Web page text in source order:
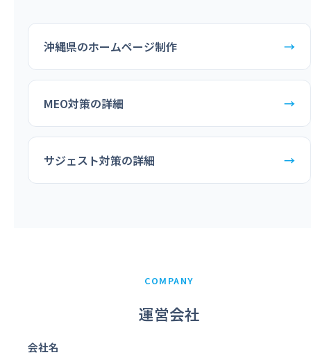
沖縄県のホームページ制作 →
MEO対策の詳細 →
サジェスト対策の詳細 →
COMPANY
運営会社
会社名